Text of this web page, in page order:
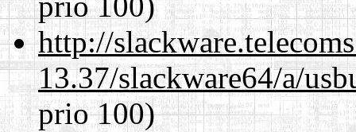
http://
13.37/slackware64/a/
prio 100)